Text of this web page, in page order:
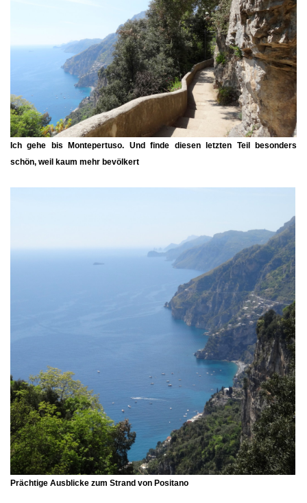
Ich gehe bis Montepertuso. Und finde diesen letzten Teil besonders
schön, weil kaum mehr bevölkert
Prächtige Ausblicke zum Strand von Positano